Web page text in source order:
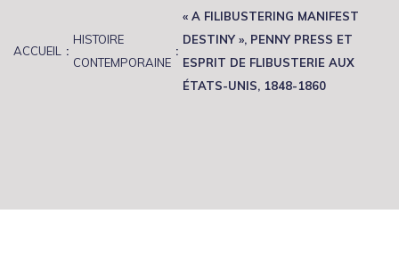
ACCUEIL
HISTOIRE
CONTEMPORAINE
« A FILIBUSTERING MANIFEST
DESTINY », PENNY PRESS ET
ESPRIT DE FLIBUSTERIE AUX
ÉTATS-UNIS, 1848-1860